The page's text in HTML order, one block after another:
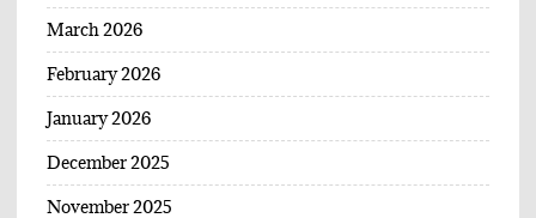
March 2026
February 2026
January 2026
December 2025
November 2025